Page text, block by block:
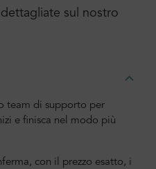
sul nostro
team di supporto per
e finisca nel modo più
con il prezzo esatto, i